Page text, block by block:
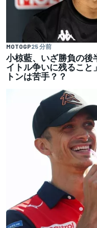
MOTOGP25 分前
小椋藍、いざ勝負の
イトル争いに残るこ
トンは苦手？？